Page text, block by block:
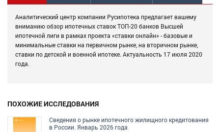
Аналитический центр компании Русипотека предлагает вашему
вниманию обзор ипотечных ставок ТОП-20 банков Высшей
ипотечной лиги в рамках проекта «ставки онлайн» - базовые и
минимальные ставки на первичном рынке, на вторичном рынке,
ставки по детской и военной ипотеке. Актуальность 17 июля 2020
года.
ПОХОЖИЕ ИССЛЕДОВАНИЯ
Сведения о рынке ипотечного жилищного кредитования
в России. Январь 2026 года